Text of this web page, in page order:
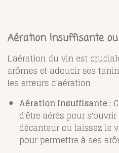
Aération Insuffisante ou
L'aération du vin est
arômes et adoucir ses
les erreurs d'aération :
Aération Insuffisante :
d'être aérés pour
décanteur ou laissez le
pour permettre à ses